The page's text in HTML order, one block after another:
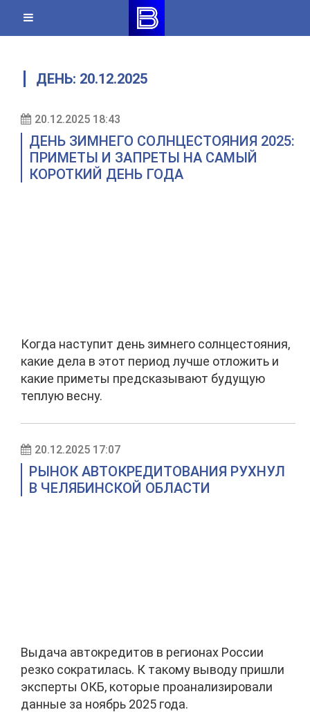
content
ДЕНЬ: 20.12.2025
20.12.2025 18:43
ДЕНЬ ЗИМНЕГО СОЛНЦЕСТОЯНИЯ 2025:
ПРИМЕТЫ И ЗАПРЕТЫ НА САМЫЙ
КОРОТКИЙ ДЕНЬ ГОДА
Когда наступит день зимнего солнцестояния,
какие дела в этот период лучше отложить и
какие приметы предсказывают будущую
теплую весну.
20.12.2025 17:07
РЫНОК АВТОКРЕДИТОВАНИЯ РУХНУЛ
В ЧЕЛЯБИНСКОЙ ОБЛАСТИ
Выдача автокредитов в регионах России
резко сократилась. К такому выводу пришли
эксперты ОКБ, которые проанализировали
данные за ноябрь 2025 года.